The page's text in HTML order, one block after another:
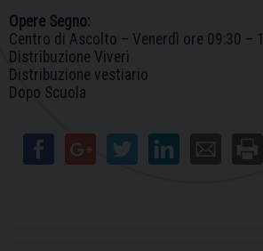
Opere Segno:
Centro di Ascolto – Venerdì ore 09:30 –
Distribuzione Viveri
Distribuzione vestiario
Dopo Scuola